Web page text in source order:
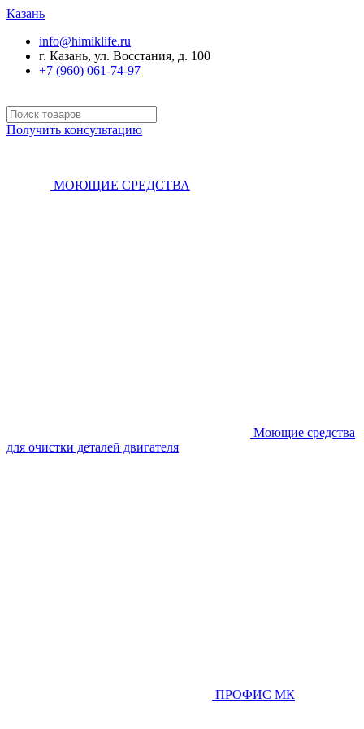
Казань
info@himiklife.ru
г. Казань, ул. Восстания, д. 100
+7 (960) 061-74-97
Получить консультацию
МОЮЩИЕ СРЕДСТВА
Моющие средства
для очистки деталей двигателя
ПРОФИС МК